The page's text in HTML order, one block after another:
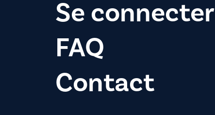
Se connecter
FAQ
Contact